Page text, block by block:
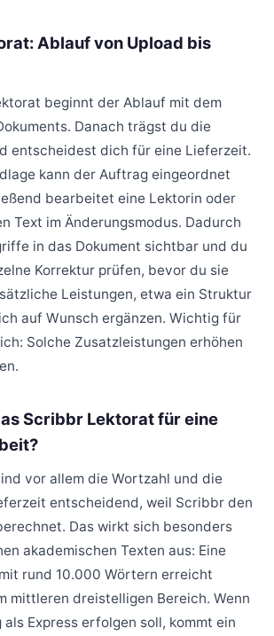
Ablauf von Upload bis
beginnt der Ablauf mit dem
Danach trägst du die
entscheidest dich für eine Lieferzeit.
kann der Auftrag eingeordnet
bearbeitet eine Lektorin oder
Text im Änderungsmodus. Dadurch
in das Dokument sichtbar und du
Korrektur prüfen, bevor du sie
Leistungen, etwa ein Struktur
auf Wunsch ergänzen. Wichtig für
Solche Zusatzleistungen erhöhen
Scribbr Lektorat für eine
vor allem die Wortzahl und die
entscheidend, weil Scribbr den
Das wirkt sich besonders
akademischen Texten aus: Eine
rund 10.000 Wörtern erreicht
mittleren dreistelligen Bereich. Wenn
Express erfolgen soll, kommt ein